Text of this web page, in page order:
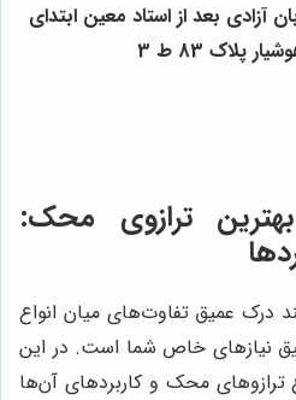
آزادی بعد از استاد معین ابتدای
پلاک 83 ط 3
ترازوی محک:
درک عمیق تفاوت‌های میان انواع
نیازهای خاص شما است. در این
محک و کاربردهای آن‌ها